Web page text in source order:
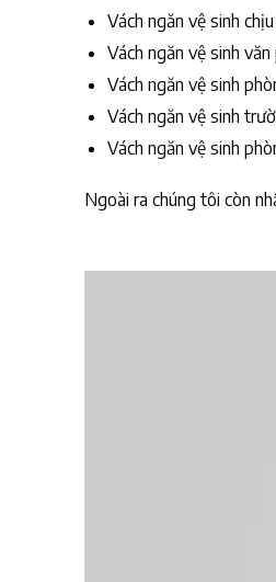
Vách ngăn vệ sinh
Vách ngăn vệ sinh văn
Vách ngăn vệ sinh
Vách ngăn vệ sinh
Vách ngăn vệ sinh
Ngoài ra chúng tôi còn